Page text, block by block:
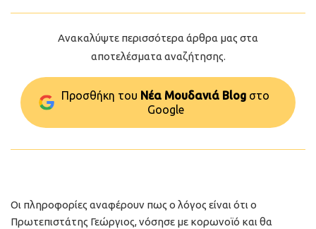
Ανακαλύψτε περισσότερα άρθρα μας στα
αποτελέσματα αναζήτησης.
Προσθήκη του Νέα Μουδανιά Blog στo
Google
Οι πληροφορίες αναφέρουν πως ο λόγος είναι ότι ο
Πρωτεπιστάτης Γεώργιος, νόσησε με κορωνοϊό και θα